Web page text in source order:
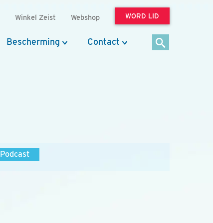
Winkel Zeist Webshop WORD LID
Bescherming Contact
Podcast